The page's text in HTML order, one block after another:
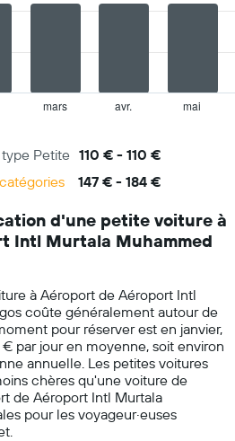
mars avr. mai
Petite 110 € - 110 €
147 € - 184 €
d'une petite voiture à
Intl Murtala Muhammed
à Aéroport de Aéroport Intl
coûte généralement autour de
pour réserver est en janvier,
par jour en moyenne, soit environ
annuelle. Les petites voitures
chères qu'une voiture de
de Aéroport Intl Murtala
pour les voyageur·euses